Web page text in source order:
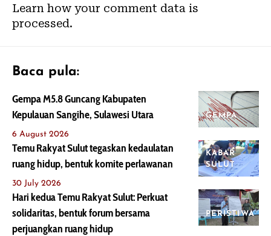
Learn how your comment data is
processed.
Baca pula:
GEMPA
Gempa M5.8 Guncang Kabupaten
Kepulauan Sangihe, Sulawesi Utara
6 August 2026
KABAR
SULUT
Temu Rakyat Sulut tegaskan kedaulatan
ruang hidup, bentuk komite perlawanan
30 July 2026
PERISTIWA
Hari kedua Temu Rakyat Sulut: Perkuat
solidaritas, bentuk forum bersama
perjuangkan ruang hidup